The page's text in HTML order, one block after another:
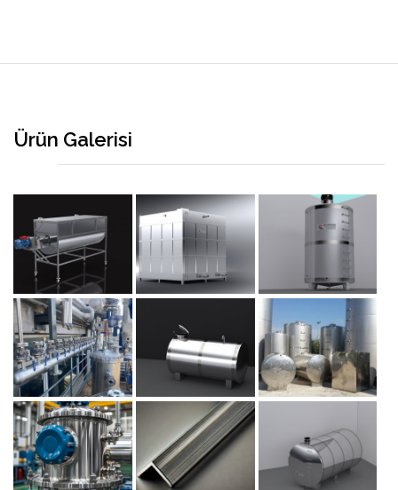
Ürün Galerisi